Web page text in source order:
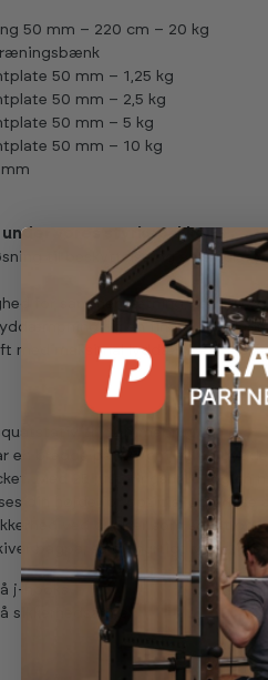
50 mm – 220 cm – 20 kg
50 mm – 1,25 kg
50 mm – 2,5 kg
50 mm – 5 kg
50 mm – 10 kg
vores styrkepakker
til beskyttelse og en smule
for sammensætning, særligt
og en finere
med maksimal lyddæmpende
til hjemmebrug.
en bredde på 122 cm og en
Med 25 justeringshuller og en
din højde for optimal udførelse
ved øvelser som squat og
bagpå, så du hurtigt kan
j-hooks
sikkerhedsarme